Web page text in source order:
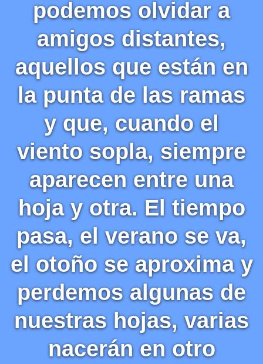
podemos olvidar a
amigos distantes,
aquellos que están en
la punta de las ramas
y que, cuando el
viento sopla, siempre
aparecen entre una
hoja y otra. El tiempo
pasa, el verano se va,
el otoño se aproxima y
perdemos algunas de
nuestras hojas, varias
nacerán en otro